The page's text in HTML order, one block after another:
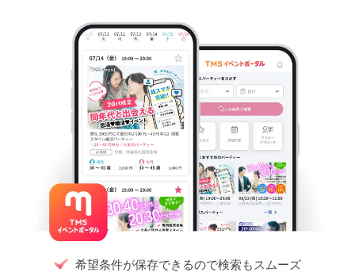
希望条件が保存できるので検索もスムーズ